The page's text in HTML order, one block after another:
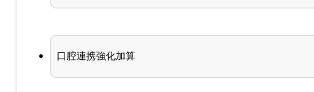
口腔連携強化加算